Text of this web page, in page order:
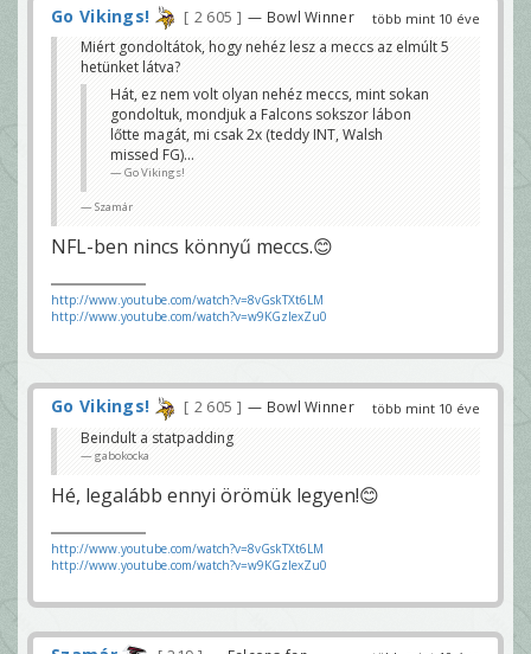
több mint 10 éve
Go Vikings! 2 605 — Bowl Winner
Miért gondoltátok, hogy nehéz lesz a meccs az elmúlt 5
hetünket látva?
Hát, ez nem volt olyan nehéz meccs, mint sokan
gondoltuk, mondjuk a Falcons sokszor lábon
lőtte magát, mi csak 2x (teddy INT, Walsh
missed FG)...
Go Vikings!
Szamár
NFL-ben nincs könnyű meccs.😊
http://www.youtube.com/watch?v=8vGskTXt6LM
http://www.youtube.com/watch?v=w9KGzIexZu0
több mint 10 éve
Go Vikings! 2 605 — Bowl Winner
Beindult a statpadding
gabokocka
Hé, legalább ennyi örömük legyen!😊
http://www.youtube.com/watch?v=8vGskTXt6LM
http://www.youtube.com/watch?v=w9KGzIexZu0